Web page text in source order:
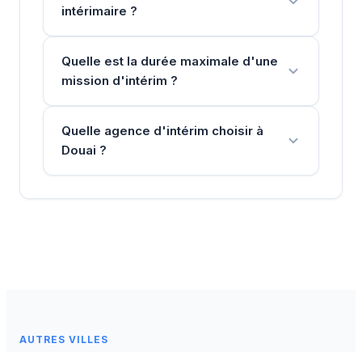
intérimaire ?
Quelle est la durée maximale d'une
mission d'intérim ?
Quelle agence d'intérim choisir à
Douai ?
AUTRES VILLES